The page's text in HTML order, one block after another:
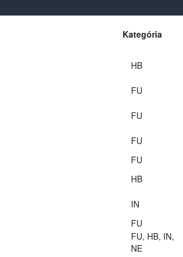
Kategória
HB
FU
FU
FU
FU
HB
IN
FU
FU, HB, IN,
NE